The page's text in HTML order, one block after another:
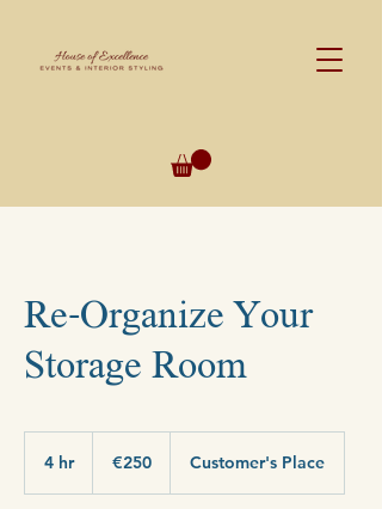
Re-Organize Your
Storage Room
4 hr4
€250 Customer's Place